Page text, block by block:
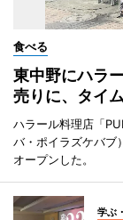
食べる
東中野にハラ
売りに、タイ
ハラール料理店「
バ・ポイラズケバブ
オープンした。
学ぶ